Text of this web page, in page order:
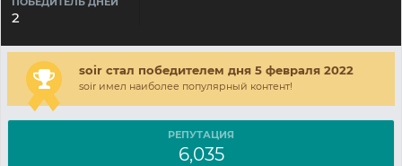
2
soir стал победителем дня 5 февраля 2022
soir имел наиболее популярный контент!
РЕПУТАЦИЯ
6,035